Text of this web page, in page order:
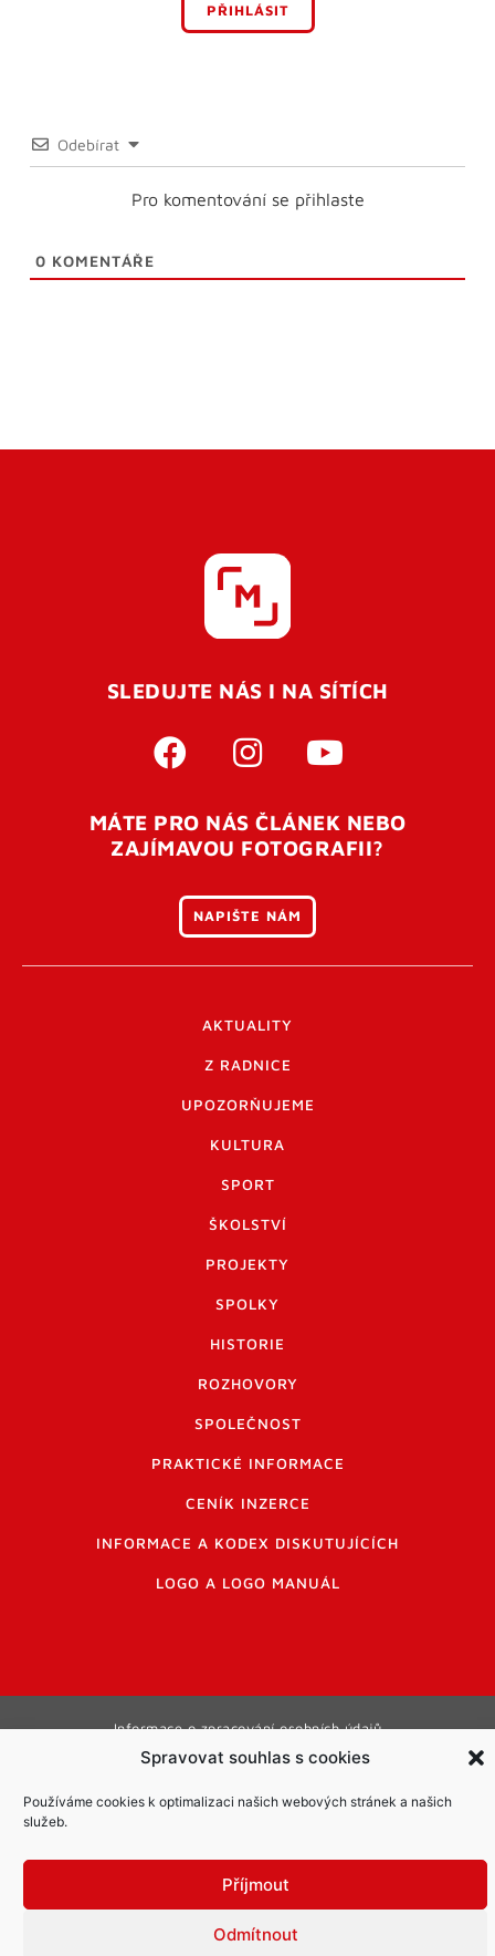
Spravovat souhlas s cookies
Používáme cookies k optimalizaci našich webových stránek a našich
služeb.
Příjmout
Odmítnout
PŘIHLÁSIT
Odebírat
Pro komentování se přihlaste
0 KOMENTÁŘE
SLEDUJTE NÁS I NA SÍTÍCH
MÁTE PRO NÁS ČLÁNEK NEBO
ZAJÍMAVOU FOTOGRAFII?
NAPIŠTE NÁM
AKTUALITY
Z RADNICE
UPOZORŇUJEME
KULTURA
SPORT
ŠKOLSTVÍ
PROJEKTY
SPOLKY
HISTORIE
ROZHOVORY
SPOLEČNOST
PRAKTICKÉ INFORMACE
CENÍK INZERCE
INFORMACE A KODEX DISKUTUJÍCÍCH
LOGO A LOGO MANUÁL
PDF archiv Zpravodajů
Informace o zpracování osobních údajů
Cookies